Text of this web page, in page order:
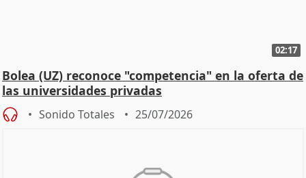
02:17
Bolea (UZ) reconoce "competencia" en la oferta de
las universidades privadas
Sonido Totales 25/07/2026